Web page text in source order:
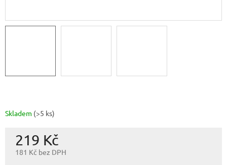
219 Kč
181 Kč bez DPH
Skladem (>5 ks)